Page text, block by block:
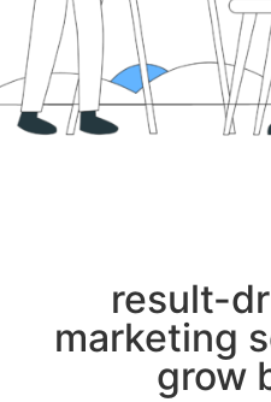
result-
marketing
grow